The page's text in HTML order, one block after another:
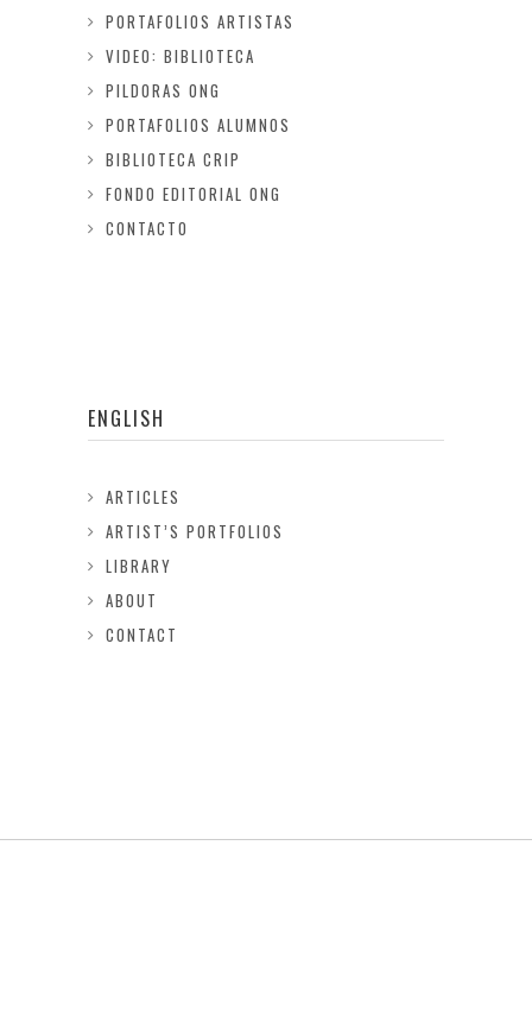
PORTAFOLIOS ARTISTAS
VIDEO: BIBLIOTECA
PILDORAS ONG
PORTAFOLIOS ALUMNOS
BIBLIOTECA CRIP
FONDO EDITORIAL ONG
CONTACTO
ENGLISH
ARTICLES
ARTIST’S PORTFOLIOS
LIBRARY
ABOUT
CONTACT